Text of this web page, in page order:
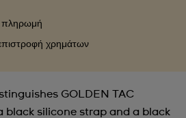
πληρωμή
χρημάτων
GOLDEN TAC
black silicone strap and a black